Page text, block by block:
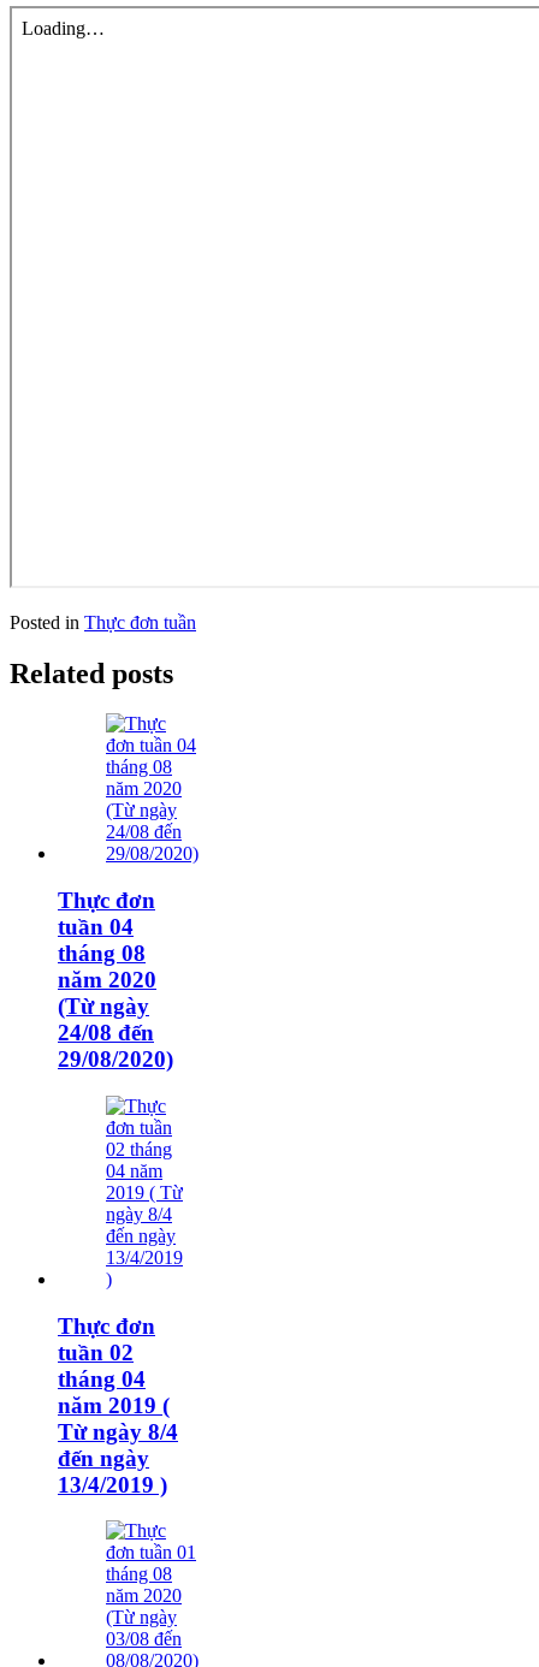
Posted in Thực đơn tuần
Related posts
Thực đơn
tuần 04
tháng 08
năm 2020
(Từ ngày
24/08 đến
29/08/2020)
Thực đơn
tuần 02
tháng 04
năm 2019 (
Từ ngày 8/4
đến ngày
13/4/2019 )